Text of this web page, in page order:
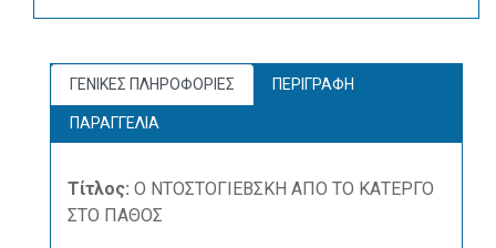
ΓΕΝΙΚΕΣ ΠΛΗΡΟΦΟΡΙΕΣ ΠΕΡΙΓΡΑΦΗ
ΠΑΡΑΓΓΕΛΙΑ
Τίτλος: Ο ΝΤΟΣΤΟΓΙΕΒΣΚΗ ΑΠΟ ΤΟ ΚΑΤΕΡΓΟ
ΣΤΟ ΠΑΘΟΣ